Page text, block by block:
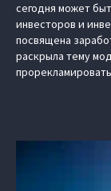
сегодня может
инвесторов и
посвящена
раскрыла тему